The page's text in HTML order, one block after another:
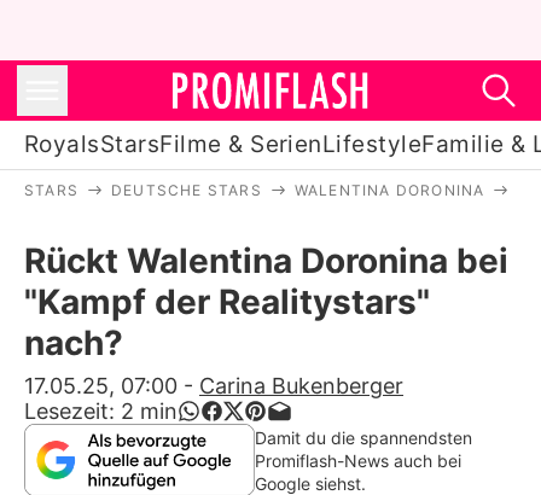
RoyalsStarsFilme & SerienLifestyleFamilie &
Stars
Filme & Serien
Lifestyle
Familie & Liebe
Promiflash Exklusiv
STARS DEUTSCHE STARS WALENTINA DORONINA
Rückt Walentina Doronina bei
"Kampf der Realitystars"
nach?
17.05.25, 07:00 - Carina Bukenberger
Lesezeit: 2 min
Damit du die spannendsten
Promiflash-News auch bei
Google siehst.